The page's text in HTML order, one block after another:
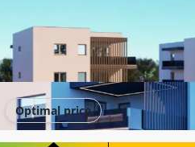
Optimal price